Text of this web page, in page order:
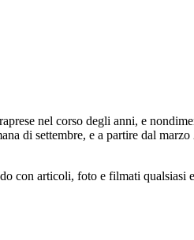
nel corso degli anni, e
di settembre, e a partire dal
con articoli, foto e filmati qualsiasi